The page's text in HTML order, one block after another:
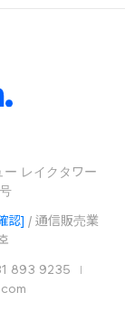
ー レイクタワー
認] / 通信販売業
893 9235